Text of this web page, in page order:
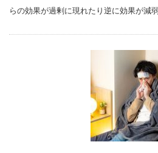
らの効果が過剰に現れたり逆に効果が減